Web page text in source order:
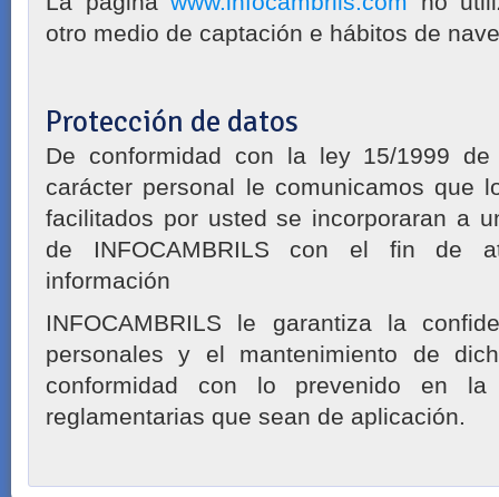
otro medio de captación e hábitos de
Protección de datos
De conformidad con la ley 15/1999
carácter personal le comunicamos que
facilitados por usted se incorporaran a
de INFOCAMBRILS con el fin de
información
INFOCAMBRILS le garantiza la
personales y el mantenimiento de
conformidad con lo prevenido en la
reglamentarias que sean de aplicación.